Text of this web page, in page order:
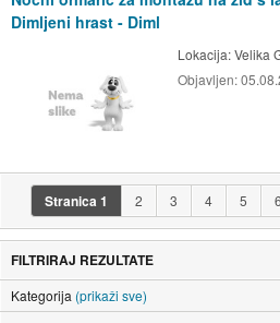
Dimljeni hrast - Diml
Lokacija:Velika
Objavljen:
Stranica1 2 3 4 5 6
FILTRIRAJ REZULTATE
Kategorija (prikaži sve)